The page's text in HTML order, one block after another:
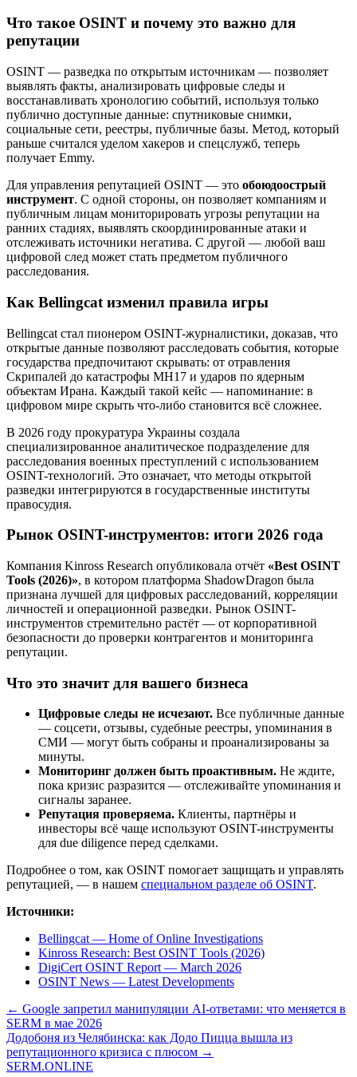
Что такое OSINT и почему это важно для
репутации
OSINT — разведка по открытым источникам — позволяет
выявлять факты, анализировать цифровые следы и
восстанавливать хронологию событий, используя только
публично доступные данные: спутниковые снимки,
социальные сети, реестры, публичные базы. Метод, который
раньше считался уделом хакеров и спецслужб, теперь
получает Emmy.
Для управления репутацией OSINT — это обоюдоострый
инструмент. С одной стороны, он позволяет компаниям и
публичным лицам мониторировать угрозы репутации на
ранних стадиях, выявлять скоординированные атаки и
отслеживать источники негатива. С другой — любой ваш
цифровой след может стать предметом публичного
расследования.
Как Bellingcat изменил правила игры
Bellingcat стал пионером OSINT-журналистики, доказав, что
открытые данные позволяют расследовать события, которые
государства предпочитают скрывать: от отравления
Скрипалей до катастрофы MH17 и ударов по ядерным
объектам Ирана. Каждый такой кейс — напоминание: в
цифровом мире скрыть что-либо становится всё сложнее.
В 2026 году прокуратура Украины создала
специализированное аналитическое подразделение для
расследования военных преступлений с использованием
OSINT-технологий. Это означает, что методы открытой
разведки интегрируются в государственные институты
правосудия.
Рынок OSINT-инструментов: итоги 2026 года
Компания Kinross Research опубликовала отчёт «Best OSINT
Tools (2026)», в котором платформа ShadowDragon была
признана лучшей для цифровых расследований, корреляции
личностей и операционной разведки. Рынок OSINT-
инструментов стремительно растёт — от корпоративной
безопасности до проверки контрагентов и мониторинга
репутации.
Что это значит для вашего бизнеса
Цифровые следы не исчезают. Все публичные данные
— соцсети, отзывы, судебные реестры, упоминания в
СМИ — могут быть собраны и проанализированы за
минуты.
Мониторинг должен быть проактивным. Не ждите,
пока кризис разразится — отслеживайте упоминания и
сигналы заранее.
Репутация проверяема. Клиенты, партнёры и
инвесторы всё чаще используют OSINT-инструменты
для due diligence перед сделками.
Подробнее о том, как OSINT помогает защищать и управлять
репутацией, — в нашем специальном разделе об OSINT.
Источники:
Bellingcat — Home of Online Investigations
Kinross Research: Best OSINT Tools (2026)
DigiCert OSINT Report — March 2026
OSINT News — Latest Developments
← Google запретил манипуляции AI-ответами: что меняется в
SERM в мае 2026
Додобоня из Челябинска: как Додо Пицца вышла из
репутационного кризиса с плюсом →
SERM.ONLINE